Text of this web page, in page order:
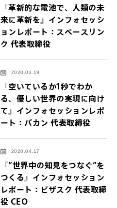
『革新的な電池で、人類の未
来に革新を』インフォセッシ
ョンレポート：スペースリン
ク 代表取締役
2020.03.19
『空いているか1秒でわか
る、優しい世界の実現に向け
て』インフォセッションレポ
ート：バカン 代表取締役
2020.04.17
『”世界中の知見をつなぐ”を
つくる』インフォセッション
レポート：ビザスク 代表取締
役 CEO